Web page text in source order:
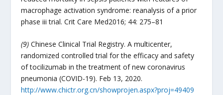
macrophage activation syndrome: reanalysis of a prior
phase iii trial. Crit Care Med2016; 44: 275–81
(9) Chinese Clinical Trial Registry. A multicenter,
randomized controlled trial for the efficacy and safety
of tocilizumab in the treatment of new coronavirus
pneumonia (COVID-19). Feb 13, 2020.
http://www.chictr.org.cn/showprojen.aspx?proj=49409